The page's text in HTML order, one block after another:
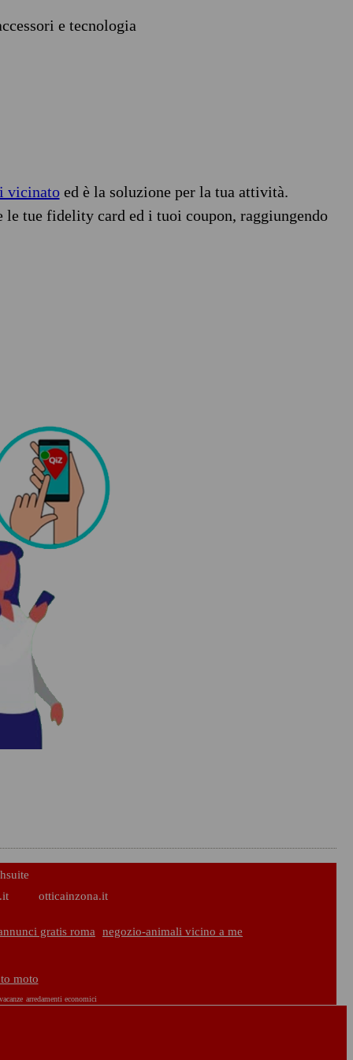
e tecnologia
vicinatoed è la soluzione per la tua attività.
tue fidelity card ed i tuoi coupon, raggiungendo
otticainzona.it
gratis roma
negozio-animali vicino a me
moto
arredamenti economici